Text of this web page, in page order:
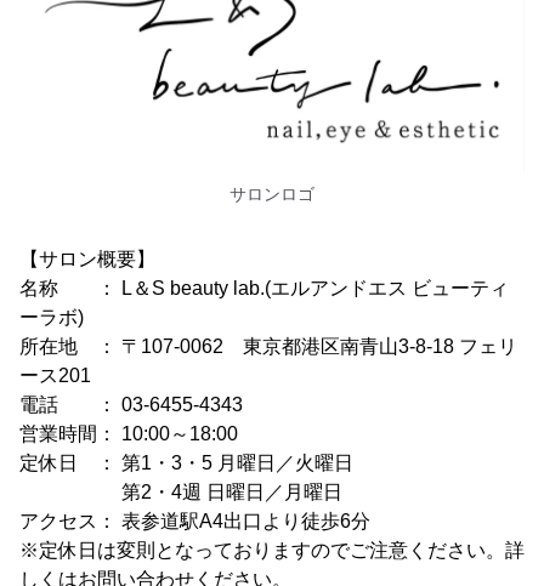
サロンロゴ
【サロン概要】
名称 ： L＆S beauty lab.(エルアンドエス ビューティ
ーラボ)
所在地 ： 〒107-0062 東京都港区南青山3-8-18 フェリ
ース201
電話 ： 03-6455-4343
営業時間： 10:00～18:00
定休日 ： 第1・3・5 月曜日／火曜日
第2・4週 日曜日／月曜日
アクセス： 表参道駅A4出口より徒歩6分
※定休日は変則となっておりますのでご注意ください。詳
しくはお問い合わせください。